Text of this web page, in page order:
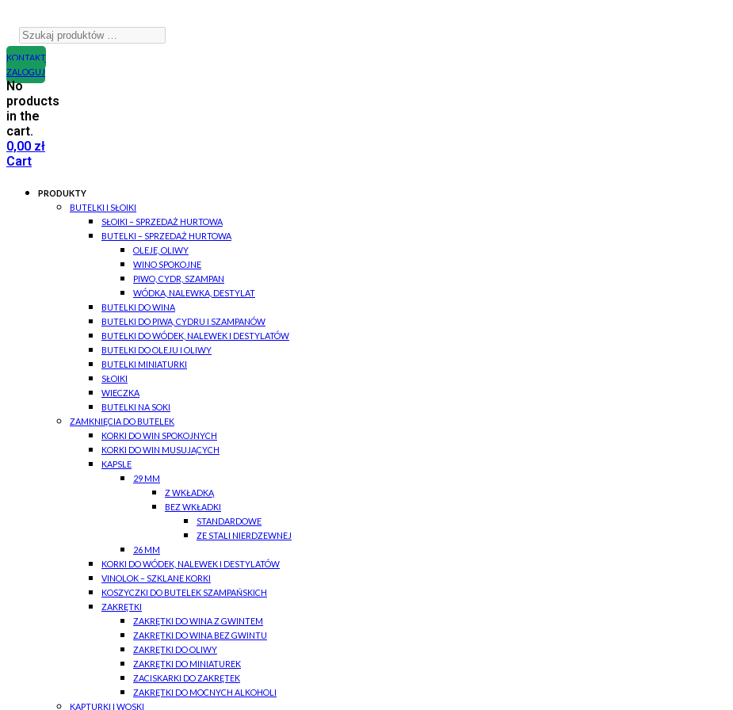
KONTAKT
ZALOGUJ
No
products
in the
cart.
0,00 zł
Cart
PRODUKTY
BUTELKI I SŁOIKI
SŁOIKI – SPRZEDAŻ HURTOWA
BUTELKI – SPRZEDAŻ HURTOWA
OLEJE, OLIWY
WINO SPOKOJNE
PIWO, CYDR, SZAMPAN
WÓDKA, NALEWKA, DESTYLAT
BUTELKI DO WINA
BUTELKI DO PIWA, CYDRU I SZAMPANÓW
BUTELKI DO WÓDEK, NALEWEK I DESTYLATÓW
BUTELKI DO OLEJU I OLIWY
BUTELKI MINIATURKI
SŁOIKI
WIECZKA
BUTELKI NA SOKI
ZAMKNIĘCIA DO BUTELEK
KORKI DO WIN SPOKOJNYCH
KORKI DO WIN MUSUJĄCYCH
KAPSLE
29 MM
Z WKŁADKĄ
BEZ WKŁADKI
STANDARDOWE
ZE STALI NIERDZEWNEJ
26 MM
KORKI DO WÓDEK, NALEWEK I DESTYLATÓW
VINOLOK – SZKLANE KORKI
KOSZYCZKI DO BUTELEK SZAMPAŃSKICH
ZAKRĘTKI
ZAKRĘTKI DO WINA Z GWINTEM
ZAKRĘTKI DO WINA BEZ GWINTU
ZAKRĘTKI DO OLIWY
ZAKRĘTKI DO MINIATUREK
ZACISKARKI DO ZAKRĘTEK
ZAKRĘTKI DO MOCNYCH ALKOHOLI
KAPTURKI I WOSKI